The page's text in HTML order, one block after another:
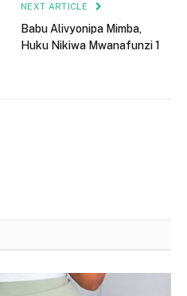
NEXT ARTICLE
Babu Alivyonipa Mimba,
Huku Nikiwa Mwanafunzi 1